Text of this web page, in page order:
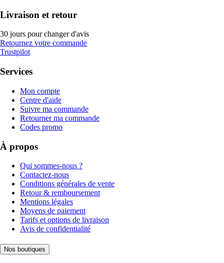
Livraison et retour
30 jours pour changer d'avis
Retournez votre commande
Trustpilot
Services
Mon compte
Centre d'aide
Suivre ma commande
Retourner ma commande
Codes promo
À propos
Qui sommes-nous ?
Contactez-nous
Conditions générales de vente
Retour & remboursement
Mentions légales
Moyens de paiement
Tarifs et options de livraison
Avis de confidentialité
Nos boutiques